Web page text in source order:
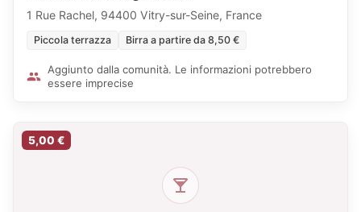
1 Rue Rachel, 94400 Vitry-sur-Seine, France
Piccola terrazza Birra a partire da 8,50 €
Aggiunto dalla comunità. Le informazioni potrebbero
essere imprecise
5,00 €